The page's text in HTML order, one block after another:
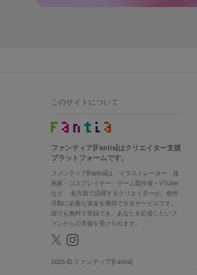
このサイトについて
ファンティア[Fantia]はクリエイター支援
プラットフォームです。
ファンティア[Fantia]は、イラストレーター・漫
画家・コスプレイヤー・ゲーム製作者・VTuber
など、 各方面で活躍するクリエイターが、創作
活動に必要な資金を獲得できるサービスです。
誰でも無料で登録でき、あなたを応援したいフ
ァンからの支援を受けられます。
2026 ファンティア[Fantia]